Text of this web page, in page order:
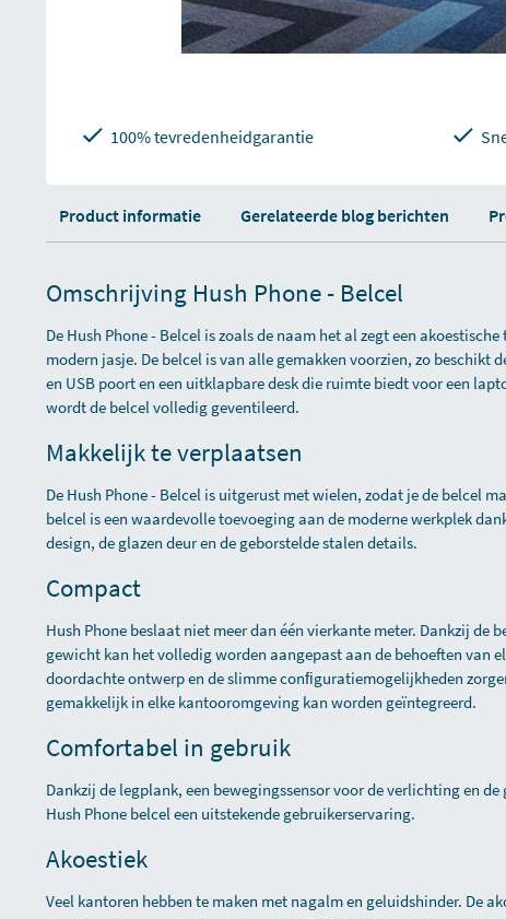
100% tevredenheidgarantie
Product informatie Gerelateerde blog berichten
Omschrijving Hush Phone - Belcel
De Hush Phone - Belcel is zoals de naam het al zegt een
modern jasje. De belcel is van alle gemakken voorzien, zo beschikt
en USB poort en een uitklapbare desk die ruimte biedt voor een
wordt de belcel volledig geventileerd.
Makkelijk te verplaatsen
De Hush Phone - Belcel is uitgerust met wielen, zodat je de belcel
belcel is een waardevolle toevoeging aan de moderne werkplek
design, de glazen deur en de geborstelde stalen details.
Compact
Hush Phone beslaat niet meer dan één vierkante meter. Dankzij de
gewicht kan het volledig worden aangepast aan de behoeften van
doordachte ontwerp en de slimme conﬁguratiemogelijkheden
gemakkelijk in elke kantooromgeving kan worden geïntegreerd.
Comfortabel in gebruik
Dankzij de legplank, een bewegingssensor voor de verlichting en
Hush Phone belcel een uitstekende gebruikerservaring.
Akoestiek
Veel kantoren hebben te maken met nagalm en geluidshinder. De